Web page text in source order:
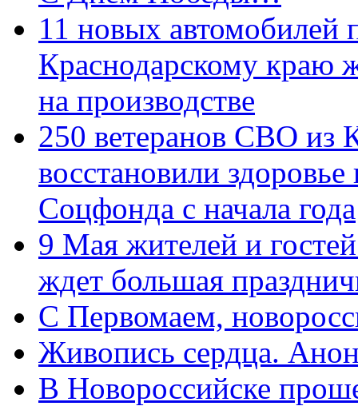
11 новых автомобилей
Краснодарскому краю
на производстве
250 ветеранов СВО из
восстановили
Соцфонда с начала года
9 Мая жителей и
ждет большая
C Первомаем,
Живопись сердца.
В Новороссийске